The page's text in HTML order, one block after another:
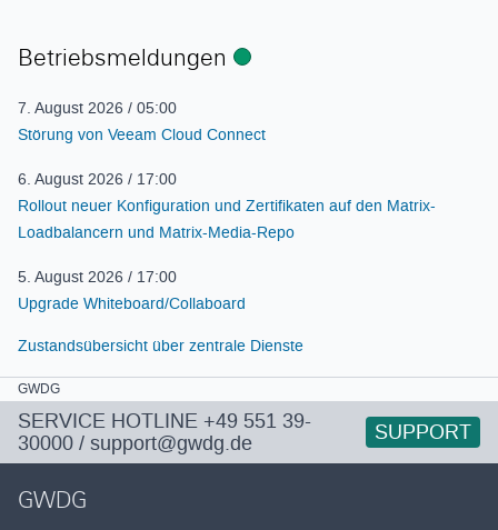
Betriebsmeldungen Status
7. August 2026 / 05:00
Störung von Veeam Cloud Connect
6. August 2026 / 17:00
Rollout neuer Konfiguration und Zertifikaten auf den Matrix-
Loadbalancern und Matrix-Media-Repo
5. August 2026 / 17:00
Upgrade Whiteboard/Collaboard
Zustandsübersicht über zentrale Dienste
GWDG
SERVICE HOTLINE +49 551 39-
30000 / support@gwdg.de SUPPORT
GWDG